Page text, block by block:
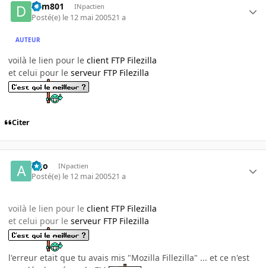
dym801 INpactien
Posté(e) le 12 mai 200521 a
AUTEUR
voilà le lien pour le client FTP Filezilla
et celui pour le serveur FTP Filezilla
Citer
Ago INpactien
Posté(e) le 12 mai 200521 a
voilà le lien pour le client FTP Filezilla
et celui pour le serveur FTP Filezilla
l'erreur etait que tu avais mis "Mozilla Fillezilla" ... et ce n'est